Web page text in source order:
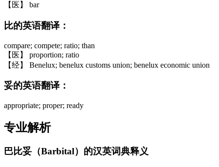
【医】 bar
比的英语翻译：
compare; compete; ratio; than
【医】 proportion; ratio
【经】 Benelux; benelux customs union; benelux economic union
妥的英语翻译：
appropriate; proper; ready
专业解析
巴比妥（Barbital）的汉英词典释义